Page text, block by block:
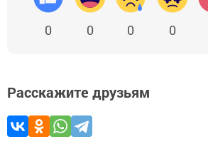
0 0 0 0
Расскажите друзьям